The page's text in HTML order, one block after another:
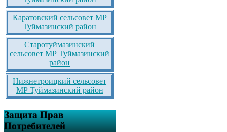
Каратовский сельсовет МР
Туймазинский район
Старотуймазинский
сельсовет МР Туймазинский
район
Нижнетроицкий сельсовет
МР Туймазинский район
Защита Прав
Потребителей